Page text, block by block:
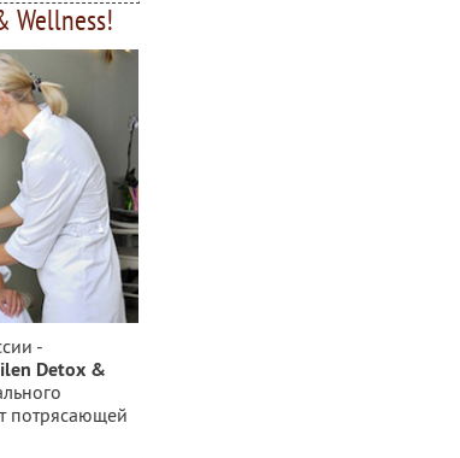
Wellness!
-
Detox &
потрясающей